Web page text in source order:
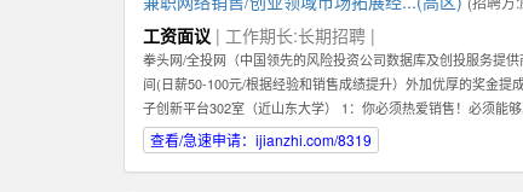
工资面议 | 工作期长:长期招聘 |
拳头网/全投网（中国领先的风险投资公司数据库及创投服务提
间(日薪50-100元/根据经验和销售成绩提升）外加优厚的奖金
子创新平台302室（近山东大学） 1：你必须热爱销售！必须能
期，稳定，值得信赖的关系,而不是只为了眼前的蝇头小利而失
长期，稳定地在公司发展。你会发现公司是一个非常大的平台--
查看/急速申请：ijianzhi.com/8319